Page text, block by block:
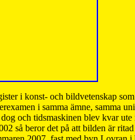
i konst- och bildvetenskap
i samma ämne, samma
och tidsmaskinen blev kvar
så beror det på att bilden är